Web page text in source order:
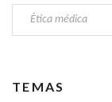
TEMAS